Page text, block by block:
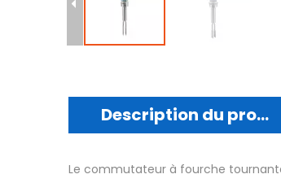
Description du produit
Le commutateur à fourche